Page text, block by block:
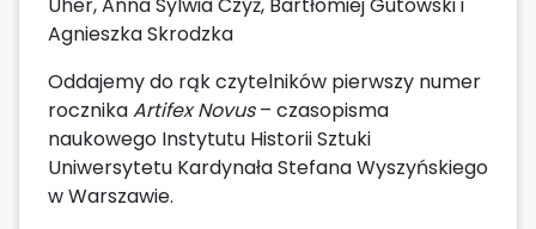
Uher, Anna Sylwia Czyż, Bartłomiej Gutowski i
Agnieszka Skrodzka
Oddajemy do rąk czytelników pierwszy numer
rocznikaArtifex Novus– czasopisma
naukowego Instytutu Historii Sztuki
Uniwersytetu Kardynała Stefana Wyszyńskiego
w Warszawie.